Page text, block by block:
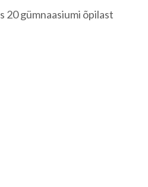
20 gümnaasiumi õpilast